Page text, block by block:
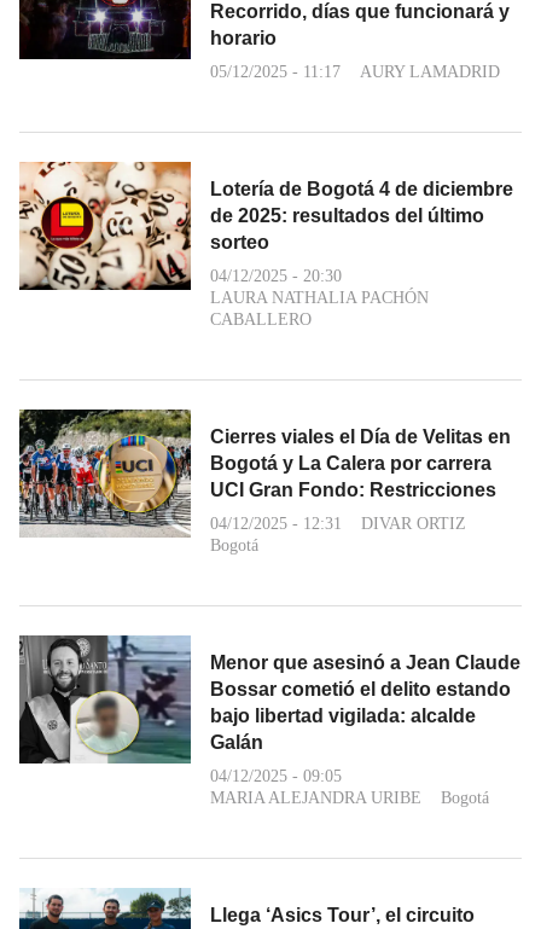
Recorrido, días que funcionará y
horario
05/12/2025 - 11:17 AURY LAMADRID
Lotería de Bogotá 4 de diciembre
de 2025: resultados del último
sorteo
04/12/2025 - 20:30
LAURA NATHALIA PACHÓN
CABALLERO
Cierres viales el Día de Velitas en
Bogotá y La Calera por carrera
UCI Gran Fondo: Restricciones
04/12/2025 - 12:31
DIVAR ORTIZ
Bogotá
Menor que asesinó a Jean Claude
Bossar cometió el delito estando
bajo libertad vigilada: alcalde
Galán
04/12/2025 - 09:05
MARIA ALEJANDRA URIBE
Bogotá
Llega ‘Asics Tour’, el circuito